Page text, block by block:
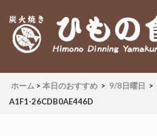
ホーム > 本日のおすすめ > 9/8日曜日 >
A1F1-26CDB0AE446D